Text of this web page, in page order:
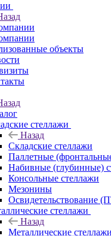
объекты
стеллажи
Назад
Складские стеллажи
Паллетные
Набивные (глубинные)
Консольные стеллажи
Мезонины
Освидетельствование
стеллажи
Назад
Металлические стеллажи